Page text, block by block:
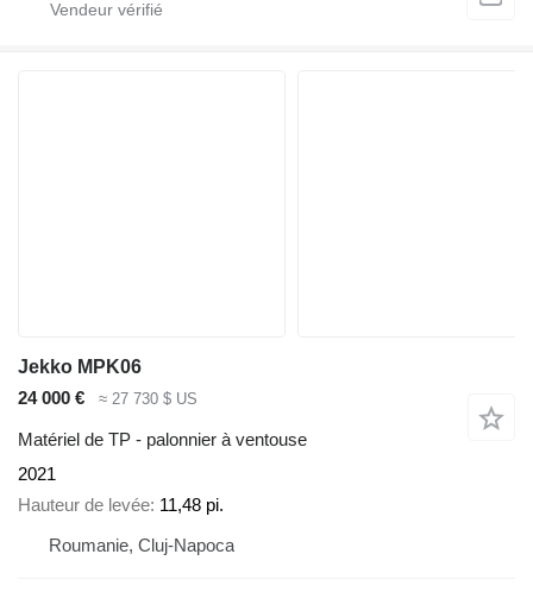
Jekko MPK06
24 000 €
≈ 27 730 $ US
Matériel de TP - palonnier à ventouse
2021
Hauteur de levée 11,48 pi.
Roumanie, Cluj-Napoca